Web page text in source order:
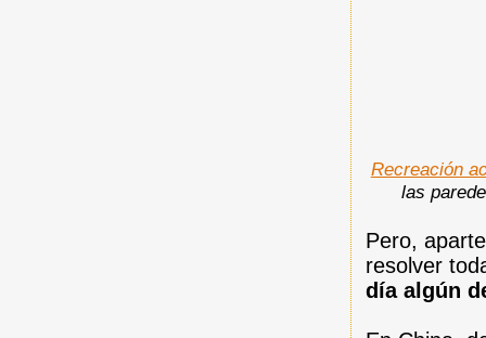
Recreación
las
Pero,
resolver
día algún